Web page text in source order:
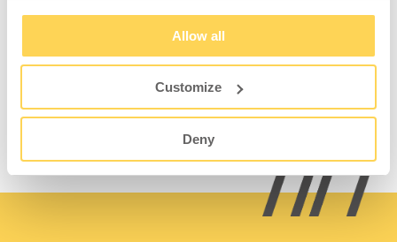
Allow all
Customize
Deny
Avdelare 300x170
Logga in för pris och
Gummimatta Hyllplan
875x300 mm
3-322-3-66
Logga in för pris och
lagerstatus